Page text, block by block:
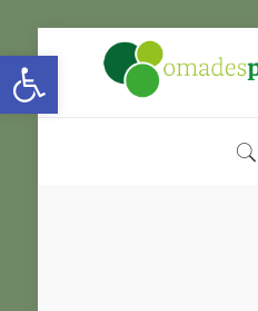
Open toolbar